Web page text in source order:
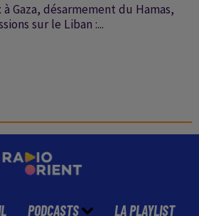
à Gaza, désarmement du Hamas,
sur le Liban :...
PODCASTS LA PLAYLIST